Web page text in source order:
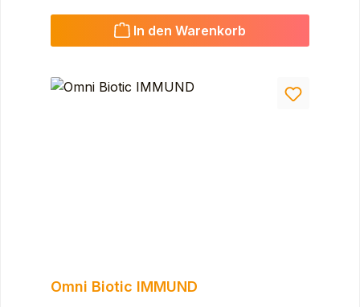
In den Warenkorb
Omni Biotic IMMUND